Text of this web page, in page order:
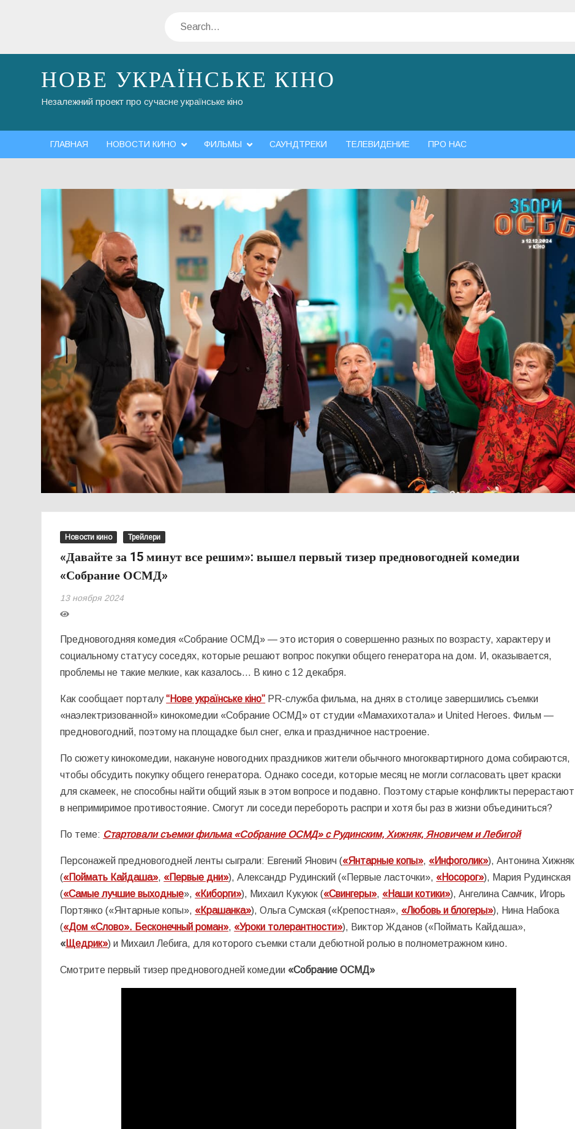
Search
НОВЕ УКРАЇНСЬКЕ КІНО
Незалежний проект про сучасне українське кіно
ГЛАВНАЯ НОВОСТИ КИНО ФИЛЬМЫ САУНДТРЕКИ ТЕЛЕВИДЕНИЕ ПРО НАС
Новости кино Трейлери
«Давайте за 15 минут все решим»: вышел первый тизер предновогодней комедии
«Собрание ОСМД»
13 ноября 2024
Предновогодняя комедия «Собрание ОСМД» — это история о совершенно разных по возрасту, характеру и
социальному статусу соседях, которые решают вопрос покупки общего генератора на дом. И, оказывается,
проблемы не такие мелкие, как казалось… В кино с 12 декабря.
Как сообщает порталу“Нове українське кіно” PR-служба фильма, на днях в столице завершились съемки
«наэлектризованной» кинокомедии «Собрание ОСМД» от студии «Мамахихотала» и United Heroes. Фильм —
предновогодний, поэтому на площадке был снег, елка и праздничное настроение.
По сюжету кинокомедии, накануне новогодних праздников жители обычного многоквартирного дома собираются,
чтобы обсудить покупку общего генератора. Однако соседи, которые месяц не могли согласовать цвет краски
для скамеек, не способны найти общий язык в этом вопросе и подавно. Поэтому старые конфликты перерастают
в непримиримое противостояние. Смогут ли соседи перебороть распри и хотя бы раз в жизни объединиться?
По теме: Стартовали съемки фильма «Собрание ОСМД» с Рудинским, Хижняк, Яновичем и Лебигой
Персонажей предновогодней ленты сыграли: Евгений Янович («Янтарные копы», «Инфоголик»), Антонина Хижняк
(«Поймать Кайдаша», «Первые дни»), Александр Рудинский («Первые ласточки», «Носорог»), Мария Рудинская
(«Самые лучшие выходные», «Киборги»), Михаил Кукуюк («Свингеры», «Наши котики»), Ангелина Самчик, Игорь
Портянко («Янтарные копы», «Крашанка»), Ольга Сумская («Крепостная», «Любовь и блогеры»), Нина Набока
(«Дом «Слово». Бесконечный роман», «Уроки толерантности»), Виктор Жданов («Поймать Кайдаша»,
«Щедрик») и Михаил Лебига, для которого съемки стали дебютной ролью в полнометражном кино.
Смотрите первый тизер предновогодней комедии «Собрание ОСМД»